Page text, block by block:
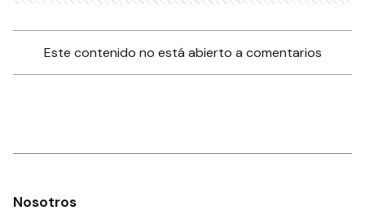
Este contenido no está abierto a comentarios
Nosotros